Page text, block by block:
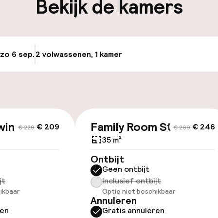
Bekijk de kamers
6 sep.2 volwassenen, 1 kamer
€ 229 € 209
Classic € 269 € 246
Family Room Standard
35 m²
Ontbijt
Geen ontbijt
Inclusief ontbijt
Optie niet beschikbaar
Annuleren
Gratis annuleren